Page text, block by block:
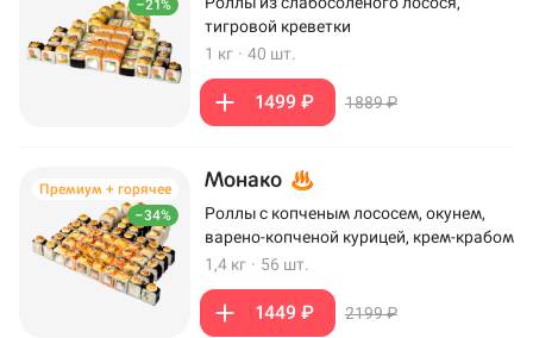
–21%
тигровой креветки
1 кг · 40 шт.
1499 ₽ 1889 ₽
–34%
Премиум + горячее Монако
Роллы с копченым лососем, окунем,
варено-копченой курицей, крем-крабом
1,4 кг · 56 шт.
1449 ₽ 2199 ₽